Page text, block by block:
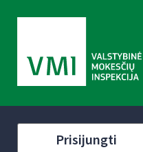
Prisijungti